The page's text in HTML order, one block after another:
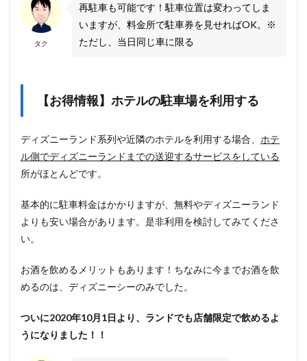
タク
再駐車も可能です！駐車位置は変わってしま
いますが、料金所で駐車券を見せればOK。※
ただし、当日同じ車に限る
【お得情報】ホテルの駐車場を利用する
ディズニーランド系列や近隣のホテルを利用する場合、 ホテ
ル側でディズニーランドまでの送迎するサービスをしている
所がほとんどです。
基本的に駐車料金はかかりますが、無料やディズニーランド
よりも安い場合があります。是非利用を検討してみてくださ
い。
お酒を飲めるメリットもあります！ちなみに今までお酒を飲
めるのは、ディズニーシーのみでした。
ついに2020年10月1日より、ランドでも店舗限定で飲めるよ
うになりました！！